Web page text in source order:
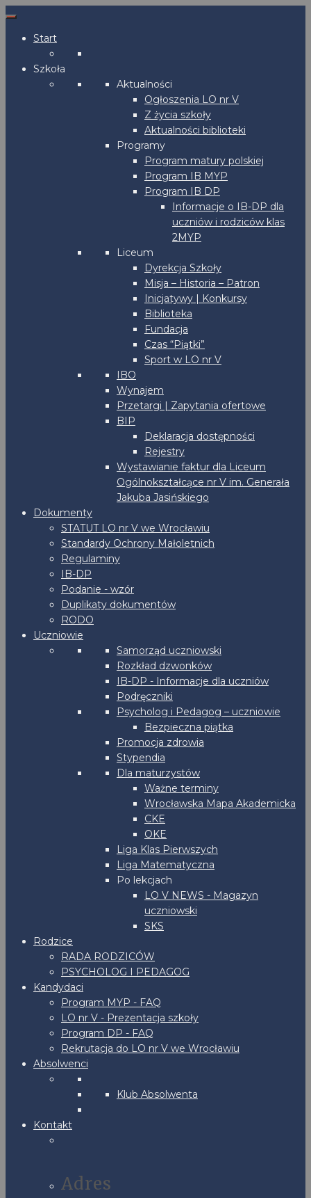
Start
Szkoła
Aktualności
Ogłoszenia LO nr V
Z życia szkoły
Aktualności biblioteki
Programy
Program matury polskiej
Program IB MYP
Program IB DP
Informacje o IB-DP dla
uczniów i rodziców klas
2MYP
Liceum
Dyrekcja Szkoły
Misja – Historia – Patron
Inicjatywy | Konkursy
Biblioteka
Fundacja
Czas “Piątki”
Sport w LO nr V
IBO
Wynajem
Przetargi | Zapytania ofertowe
BIP
Deklaracja dostępności
Rejestry
Wystawianie faktur dla Liceum
Ogólnokształcące nr V im. Generała
Jakuba Jasińskiego
Dokumenty
STATUT LO nr V we Wrocławiu
Standardy Ochrony Małoletnich
Regulaminy
IB-DP
Podanie - wzór
Duplikaty dokumentów
RODO
Uczniowie
Samorząd uczniowski
Rozkład dzwonków
IB-DP - Informacje dla uczniów
Podręczniki
Psycholog i Pedagog – uczniowie
Bezpieczna piątka
Promocja zdrowia
Stypendia
Dla maturzystów
Ważne terminy
Wrocławska Mapa Akademicka
CKE
OKE
Liga Klas Pierwszych
Liga Matematyczna
Po lekcjach
LO V NEWS - Magazyn
uczniowski
SKS
Rodzice
RADA RODZICÓW
PSYCHOLOG I PEDAGOG
Kandydaci
Program MYP - FAQ
LO nr V - Prezentacja szkoły
Program DP - FAQ
Rekrutacja do LO nr V we Wrocławiu
Absolwenci
Klub Absolwenta
Kontakt
Adres